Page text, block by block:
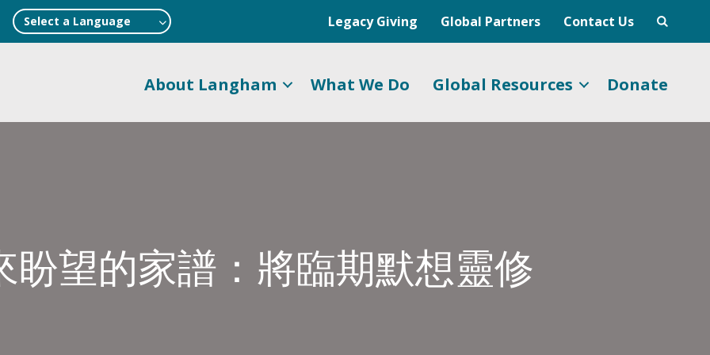
Select a Language Legacy Giving Global Partners Contact Us
About Langham What We Do Global Resources Donate
盼望的家譜：將臨期默想靈修